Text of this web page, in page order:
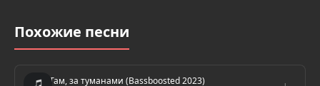
Похожие песни
Там, за туманами (Bassboosted 2023)